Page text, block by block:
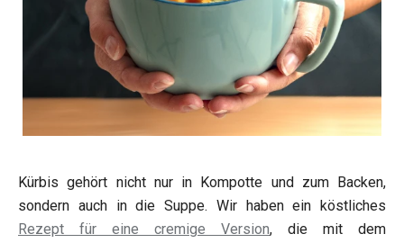
Kürbis gehört nicht nur in Kompotte und zum Backen,
sondern auch in die Suppe. Wir haben ein köstliches
Rezept für eine cremige Version, die mit dem